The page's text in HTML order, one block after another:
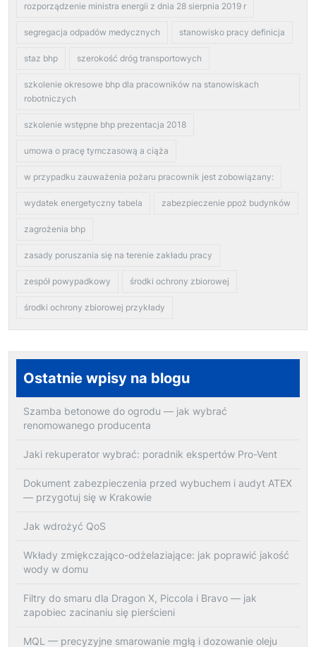
rozporządzenie ministra energii z dnia 28 sierpnia 2019 r
segregacja odpadów medycznych stanowisko pracy definicja
staz bhp szerokość dróg transportowych
szkolenie okresowe bhp dla pracowników na stanowiskach
robotniczych
szkolenie wstępne bhp prezentacja 2018
umowa o pracę tymczasową a ciąża
w przypadku zauważenia pożaru pracownik jest zobowiązany:
wydatek energetyczny tabela zabezpieczenie ppoż budynków
zagrożenia bhp
zasady poruszania się na terenie zakładu pracy
zespół powypadkowy środki ochrony zbiorowej
środki ochrony zbiorowej przykłady
Ostatnie wpisy na blogu
Szamba betonowe do ogrodu — jak wybrać
renomowanego producenta
Jaki rekuperator wybrać: poradnik ekspertów Pro-Vent
Dokument zabezpieczenia przed wybuchem i audyt ATEX
— przygotuj się w Krakowie
Jak wdrożyć QoS
Wkłady zmiękczająco-odżelaziające: jak poprawić jakość
wody w domu
Filtry do smaru dla Dragon X, Piccola i Bravo — jak
zapobiec zacinaniu się pierścieni
MQL — precyzyjne smarowanie mgłą i dozowanie oleju